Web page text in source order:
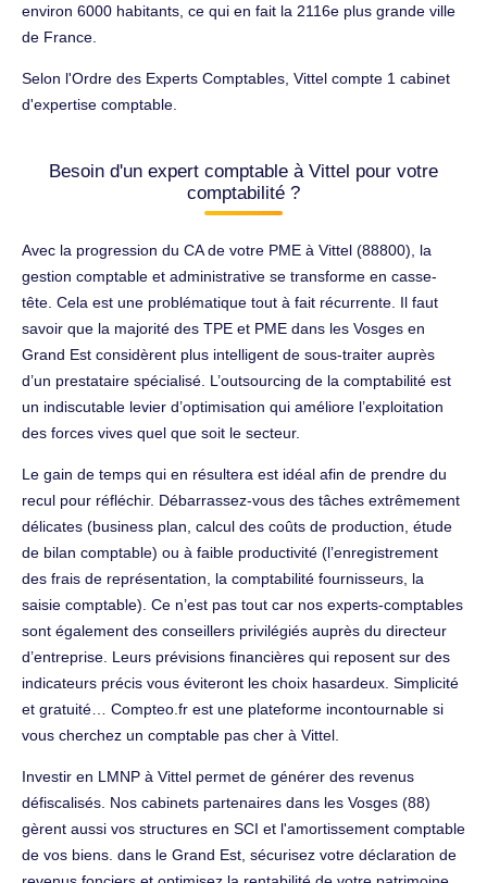
environ 6000 habitants, ce qui en fait la 2116e plus grande ville
de France.
Selon l'Ordre des Experts Comptables, Vittel compte 1 cabinet
d'expertise comptable.
Besoin d'un expert comptable à Vittel pour votre
comptabilité ?
Avec la progression du CA de votre PME à Vittel (88800), la
gestion comptable et administrative se transforme en casse-
tête. Cela est une problématique tout à fait récurrente. Il faut
savoir que la majorité des TPE et PME dans les Vosges en
Grand Est considèrent plus intelligent de sous-traiter auprès
d’un prestataire spécialisé. L’outsourcing de la comptabilité est
un indiscutable levier d’optimisation qui améliore l’exploitation
des forces vives quel que soit le secteur.
Le gain de temps qui en résultera est idéal afin de prendre du
recul pour réfléchir. Débarrassez-vous des tâches extrêmement
délicates (business plan, calcul des coûts de production, étude
de bilan comptable) ou à faible productivité (l’enregistrement
des frais de représentation, la comptabilité fournisseurs, la
saisie comptable). Ce n’est pas tout car nos experts-comptables
sont également des conseillers privilégiés auprès du directeur
d’entreprise. Leurs prévisions financières qui reposent sur des
indicateurs précis vous éviteront les choix hasardeux. Simplicité
et gratuité… Compteo.fr est une plateforme incontournable si
vous cherchez un comptable pas cher à Vittel.
Investir en LMNP à Vittel permet de générer des revenus
défiscalisés. Nos cabinets partenaires dans les Vosges (88)
gèrent aussi vos structures en SCI et l'amortissement comptable
de vos biens. dans le Grand Est, sécurisez votre déclaration de